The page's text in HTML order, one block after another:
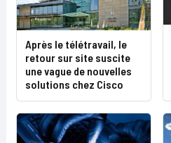
Après le télétravail, le
retour sur site suscite
une vague de nouvelles
solutions chez Cisco